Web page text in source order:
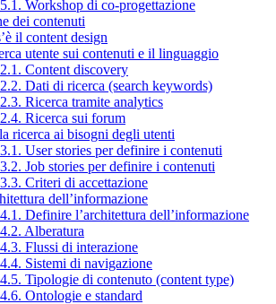
Workshop di co-progettazione
dei contenuti
il content design
utente sui contenuti e il linguaggio
Content discovery
Dati di ricerca (search keywords)
Ricerca tramite analytics
Ricerca sui forum
ricerca ai bisogni degli utenti
User stories per definire i contenuti
Job stories per definire i contenuti
Criteri di accettazione
dell’informazione
Definire l’architettura dell’informazione
Alberatura
Flussi di interazione
Sistemi di navigazione
Tipologie di contenuto (content type)
Ontologie e standard